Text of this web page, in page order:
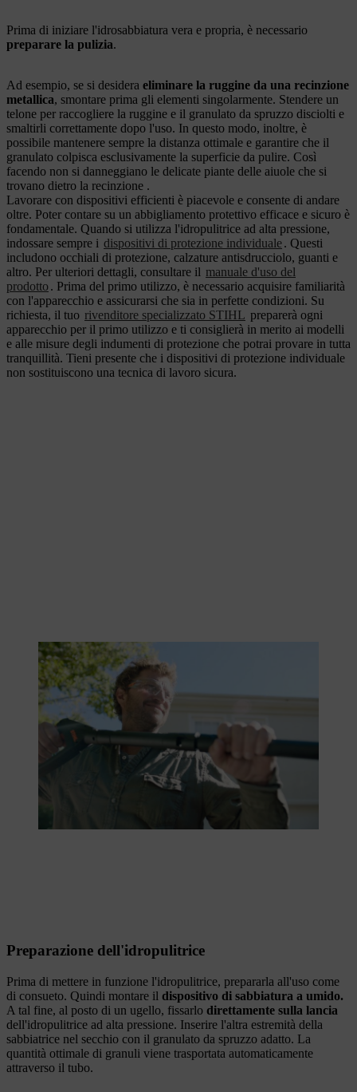
Prima di iniziare l'idrosabbiatura vera e propria, è necessario
preparare la pulizia.
Ad esempio, se si desidera eliminare la ruggine da una recinzione
metallica, smontare prima gli elementi singolarmente. Stendere un
telone per raccogliere la ruggine e il granulato da spruzzo disciolti e
smaltirli correttamente dopo l'uso. In questo modo, inoltre, è
possibile mantenere sempre la distanza ottimale e garantire che il
granulato colpisca esclusivamente la superficie da pulire. Così
facendo non si danneggiano le delicate piante delle aiuole che si
trovano dietro la recinzione .
Lavorare con dispositivi efficienti è piacevole e consente di andare
oltre. Poter contare su un abbigliamento protettivo efficace e sicuro è
fondamentale. Quando si utilizza l'idropulitrice ad alta pressione,
indossare sempre i dispositivi di protezione individuale. Questi
includono occhiali di protezione, calzature antisdrucciolo, guanti e
altro. Per ulteriori dettagli, consultare il manuale d'uso del
prodotto . Prima del primo utilizzo, è necessario acquisire familiarità
con l'apparecchio e assicurarsi che sia in perfette condizioni. Su
richiesta, il tuo rivenditore specializzato STIHL preparerà ogni
apparecchio per il primo utilizzo e ti consiglierà in merito ai modelli
e alle misure degli indumenti di protezione che potrai provare in tutta
tranquillità. Tieni presente che i dispositivi di protezione individuale
non sostituiscono una tecnica di lavoro sicura.
Preparazione dell'idropulitrice
Prima di mettere in funzione l'idropulitrice, prepararla all'uso come
di consueto. Quindi montare il dispositivo di sabbiatura a umido.
A tal fine, al posto di un ugello, fissarlo direttamente sulla lancia
dell'idropulitrice ad alta pressione. Inserire l'altra estremità della
sabbiatrice nel secchio con il granulato da spruzzo adatto. La
quantità ottimale di granuli viene trasportata automaticamente
attraverso il tubo.